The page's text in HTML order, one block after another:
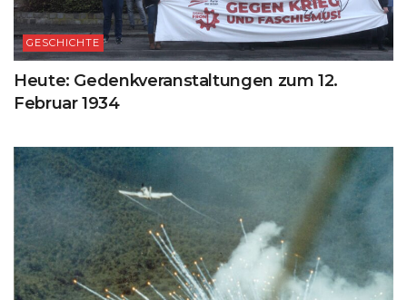
GESCHICHTE
Heute: Gedenkveranstaltungen zum 12.
Februar 1934